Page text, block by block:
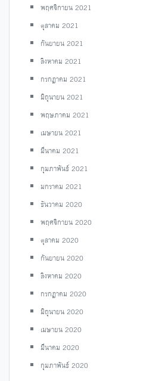
พฤศจิกายน 2021
ตุลาคม 2021
กันยายน 2021
สิงหาคม 2021
กรกฎาคม 2021
มิถุนายน 2021
พฤษภาคม 2021
เมษายน 2021
มีนาคม 2021
กุมภาพันธ์ 2021
มกราคม 2021
ธันวาคม 2020
พฤศจิกายน 2020
ตุลาคม 2020
กันยายน 2020
สิงหาคม 2020
กรกฎาคม 2020
มิถุนายน 2020
เมษายน 2020
มีนาคม 2020
กุมภาพันธ์ 2020